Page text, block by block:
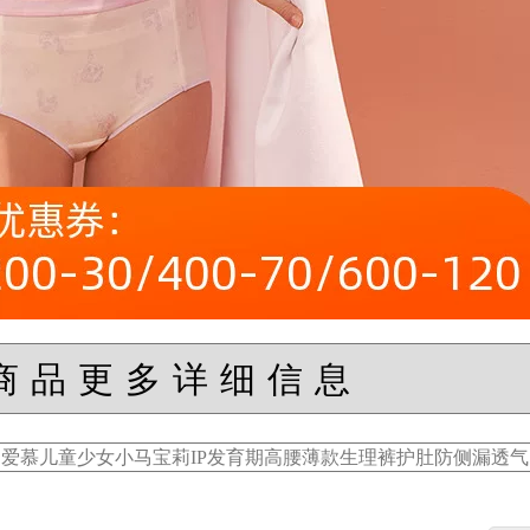
品更多详细信息
爱慕儿童少女小马宝莉IP发育期高腰薄款生理裤护肚防侧漏透